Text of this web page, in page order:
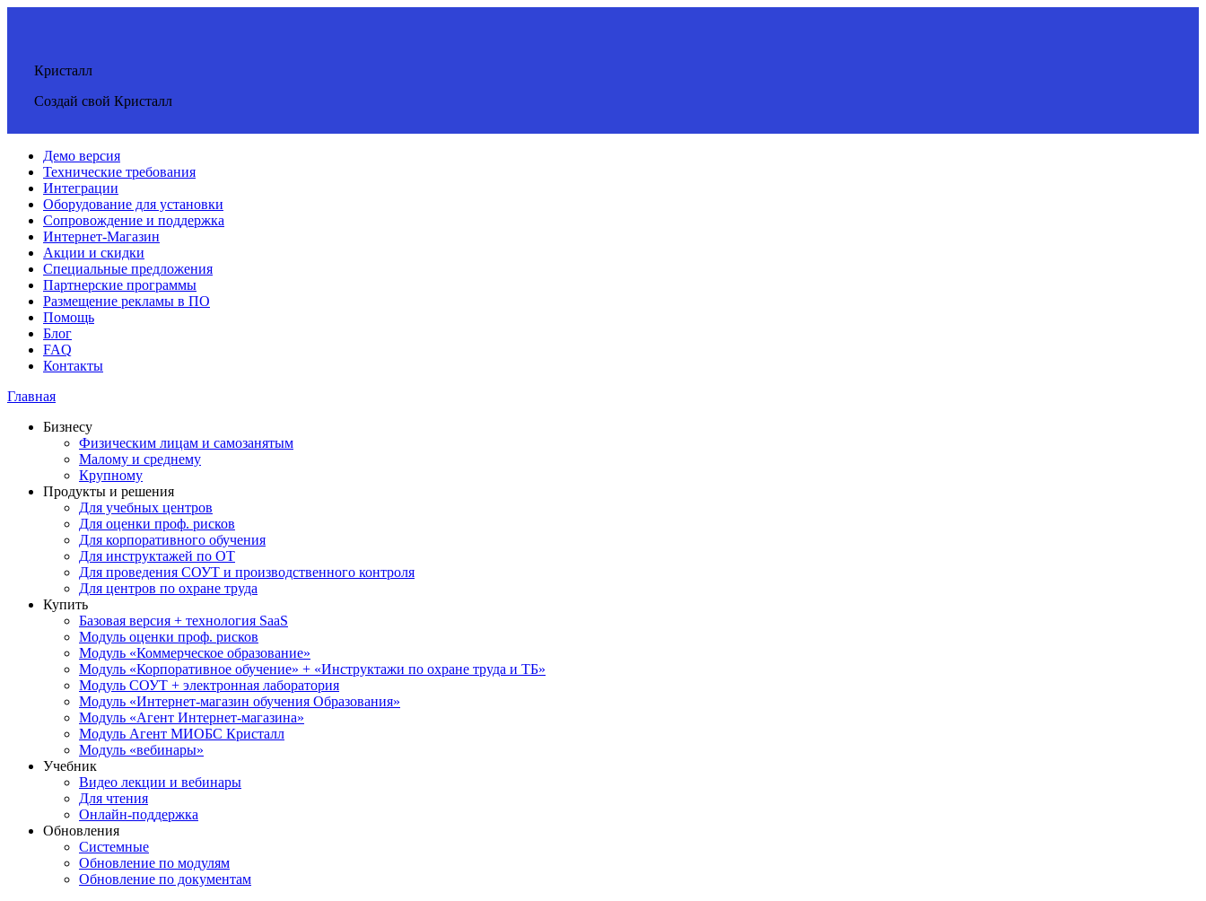
Кристалл
Создай свой Кристалл
Демо версия
Технические требования
Интеграции
Оборудование для установки
Сопровождение и поддержка
Интернет-Магазин
Акции и скидки
Специальные предложения
Партнерские программы
Размещение рекламы в ПО
Помощь
Блог
FAQ
Контакты
Главная
Бизнесу
Физическим лицам и самозанятым
Малому и среднему
Крупному
Продукты и решения
Для учебных центров
Для оценки проф. рисков
Для корпоративного обучения
Для инструктажей по ОТ
Для проведения СОУТ и производственного контроля
Для центров по охране труда
Купить
Базовая версия + технология SaaS
Модуль оценки проф. рисков
Модуль «Коммерческое образование»
Модуль «Корпоративное обучение» + «Инструктажи по охране труда и ТБ»
Модуль СОУТ + электронная лаборатория
Модуль «Интернет-магазин обучения Образования»
Модуль «Агент Интернет-магазина»
Модуль Агент МИОБС Кристалл
Модуль «вебинары»
Учебник
Видео лекции и вебинары
Для чтения
Онлайн-поддержка
Обновления
Системные
Обновление по модулям
Обновление по документам